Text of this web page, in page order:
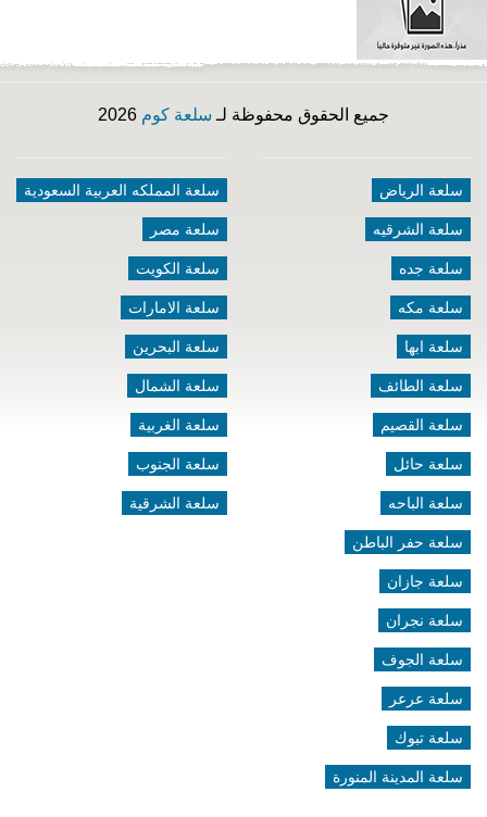
جميع الحقوق محفوظة لـ سلعة كوم
سلعة الرياض
سلعة الشرقيه
سلعة جده
سلعة مكه
سلعة ابها
سلعة الطائف
سلعة القصيم
سلعة حائل
سلعة الباحه
سلعة حفر الباطن
سلعة جازان
سلعة نجران
سلعة الجوف
سلعة عرعر
سلعة تبوك
سلعة المدينة المنورة
سلعة المملكه العربية السعودية
سلعة مصر
سلعة الكويت
سلعة الامارات
سلعة البحرين
سلعة الشمال
سلعة الغربية
سلعة الجنوب
سلعة الشرقية